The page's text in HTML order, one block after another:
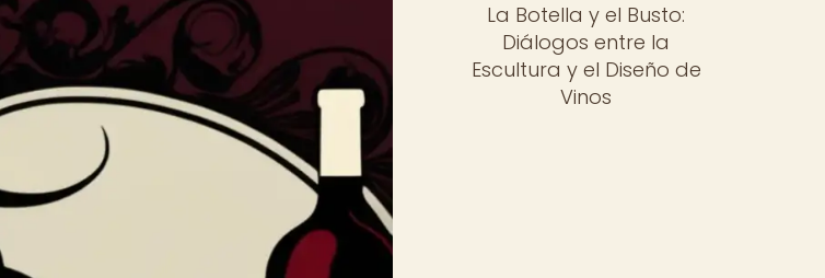
La Botella y el Busto:
Diálogos entre la
Escultura y el Diseño de
Vinos